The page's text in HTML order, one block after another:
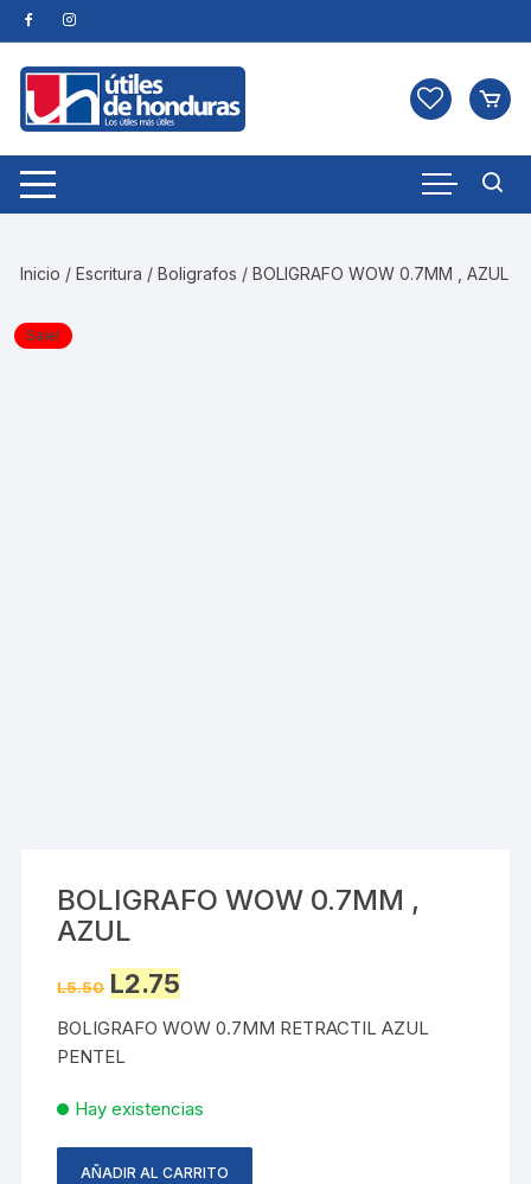
Skip
to
content
Inicio /Escritura /Boligrafos / BOLIGRAFO WOW 0.7MM , AZUL
Sale!
BOLIGRAFO WOW 0.7MM ,
AZUL
L5.50 Original
price
L5.50.
L2.75price
L2.75.
BOLIGRAFO WOW 0.7MM RETRACTIL AZUL
PENTEL
Hay existencias
AÑADIR AL CARRITO